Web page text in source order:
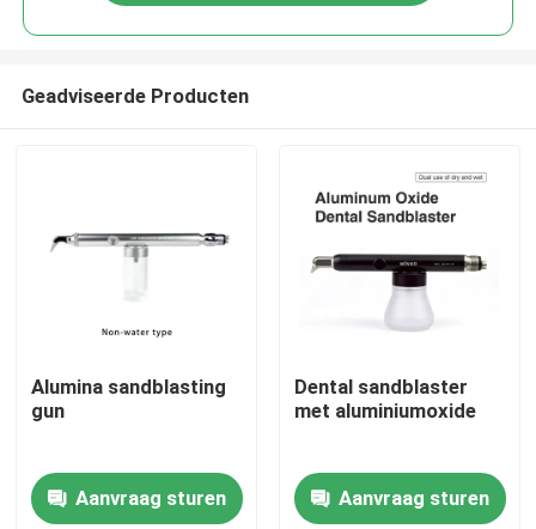
Over ons
Geadviseerde Producten
Alumina sandblasting
gun
Aanvraag sturen
Dental sandblaster
met aluminiumoxide
Aanvraag sturen